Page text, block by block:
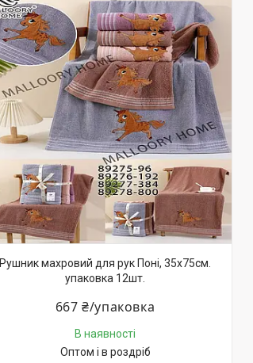
Рушник махровий для рук Поні, 35х75см.
упаковка 12шт.
667 ₴/упаковка
В наявності
Оптом і в роздріб